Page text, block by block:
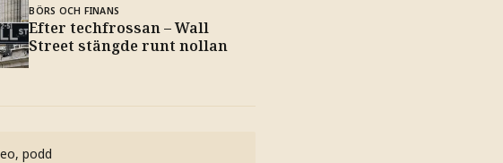
BÖRS OCH FINANS
Efter techfrossan – Wall
Street stängde runt nollan
podd